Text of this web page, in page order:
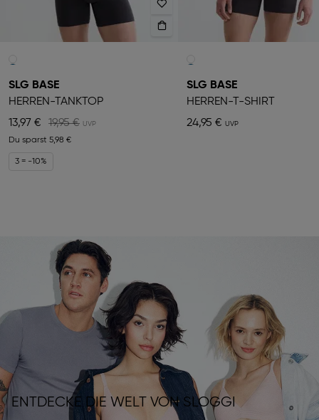
SLG BASE
HERREN-TANKTOP
13,97 €
19,95 €
Du sparst 5,98 €
3 = -10%
SLG BASE
HERREN-T-SHIRT
24,95 €
ENTDECKE DIE WELT VON SLOGGI